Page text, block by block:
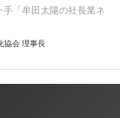
「牟田太陽の社長業ネ
協会 理事長